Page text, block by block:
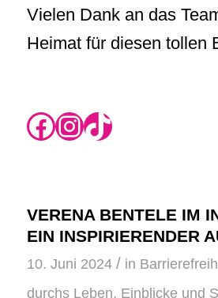
Vielen Dank an das
Heimat für diesen tollen
https://www.instagram.com/rikas.blog/ InstagramTikTok
VERENA BENTELE IM
EIN INSPIRIERENDER
10. Juni 2024 / in
durchs Leben, Einblicke und